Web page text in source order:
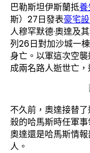
巴勒斯坦伊斯蘭抵養
斯）27日發表豪宅
人穆罕默德·奧達及
列26日對加沙城一
身亡。以軍這次空
成兩名路人逝世亡
不久前，奧達接替
殺的哈馬斯時任軍事
奧達還是哈馬斯情報
人。